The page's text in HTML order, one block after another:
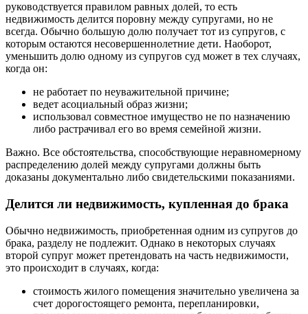
руководствуется правилом равных долей, то есть
недвижимость делится поровну между супругами, но не
всегда. Обычно большую долю получает тот из супругов, с
которым остаются несовершеннолетние дети. Наоборот,
уменьшить долю одному из супругов суд может в тех случаях,
когда он:
не работает по неуважительной причине;
ведет асоциальный образ жизни;
использовал совместное имущество не по назначению
либо растрачивал его во время семейной жизни.
Важно. Все обстоятельства, способствующие неравномерному
распределению долей между супругами должны быть
доказаны документально либо свидетельскими показаниями.
Делится ли недвижимость, купленная до брака
Обычно недвижимость, приобретенная одним из супругов до
брака, разделу не подлежит. Однако в некоторых случаях
второй супруг может претендовать на часть недвижимости,
это происходит в случаях, когда:
стоимость жилого помещения значительно увеличена за
счет дорогостоящего ремонта, перепланировки,